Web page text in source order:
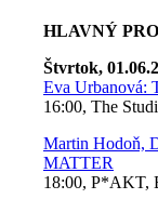
HLAVNÝ
Štvrtok,
Eva Urbanová:
16:00, The
Martin Hodoň,
MATTER
18:00, P*AKT,